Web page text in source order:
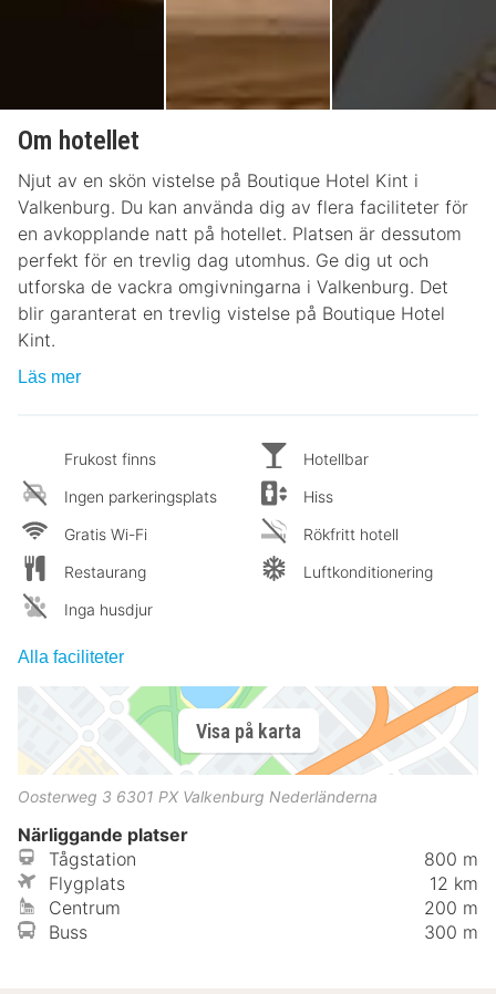
Om hotellet
Njut av en skön vistelse på Boutique Hotel Kint i
Valkenburg. Du kan använda dig av flera faciliteter för
en avkopplande natt på hotellet. Platsen är dessutom
perfekt för en trevlig dag utomhus. Ge dig ut och
utforska de vackra omgivningarna i Valkenburg. Det
blir garanterat en trevlig vistelse på Boutique Hotel
Kint.
Läs mer
Frukost finns
Ingen parkeringsplats
Gratis Wi-Fi
Restaurang
Inga husdjur
Hotellbar
Hiss
Rökfritt hotell
Luftkonditionering
Alla faciliteter
Visa på karta
Oosterweg 3 6301 PX Valkenburg Nederländerna
Närliggande platser
Tågstation
800 m
Flygplats
12 km
Centrum
200 m
Buss
300 m